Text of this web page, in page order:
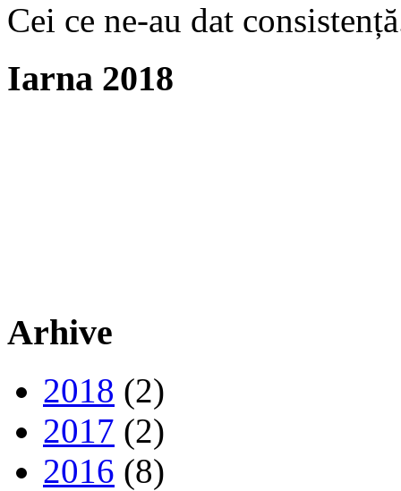
Cei ce ne-au dat
Iarna 2018
Arhive
2018 (2)
2017 (2)
2016 (8)